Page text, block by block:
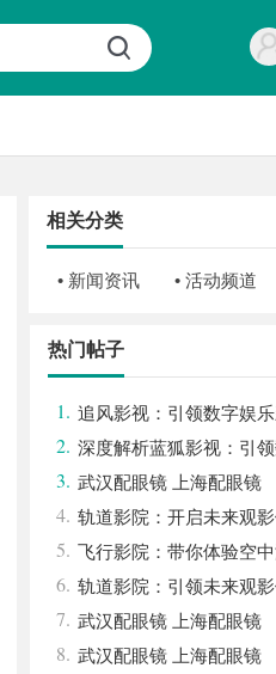
相关分类
• 新闻资讯 • 活动频道
热门帖子
1. 追风影视：引领数字娱
平台探索
2. 深度解析蓝狐影视：引
代的先锋力量
3. 武汉配眼镜 上海配眼镜
4. 轨道影院：开启未来观
5. 飞行影院：带你体验空
宴的未来娱乐方式
6. 轨道影院：引领未来观
台
7. 武汉配眼镜 上海配眼镜
8. 武汉配眼镜 上海配眼镜